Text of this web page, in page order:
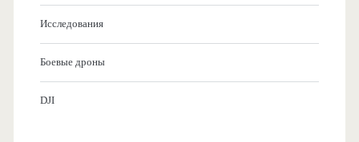
Исследования
Боевые дроны
DJI